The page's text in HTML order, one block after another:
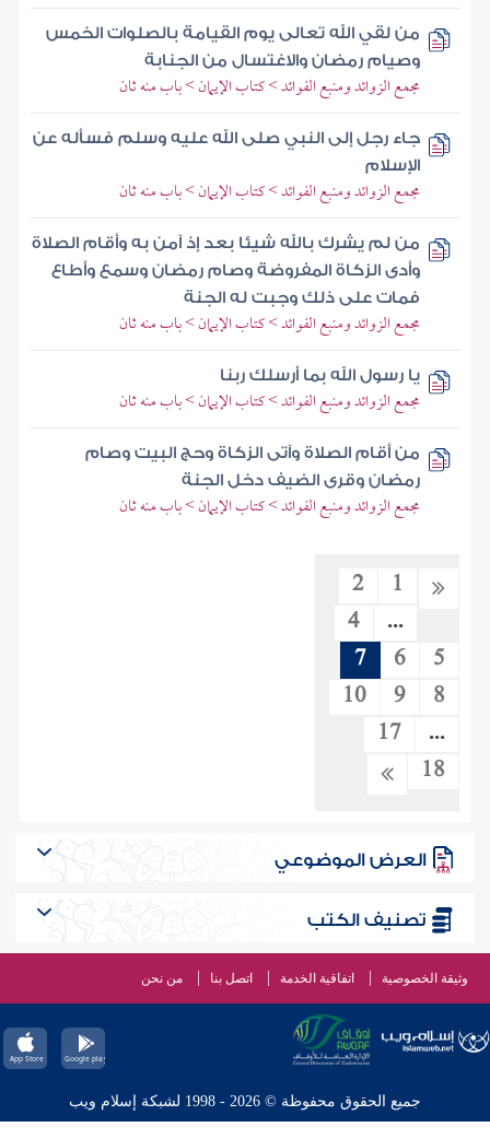
من لقي الله تعالى يوم القيامة بالصلوات الخمس
وصيام رمضان والاغتسال من الجنابة
مجمع الزوائد ومنبع الفوائد > كتاب الإيمان > باب منه ثان
جاء رجل إلى النبي صلى الله عليه وسلم فسأله عن
الإسلام
مجمع الزوائد ومنبع الفوائد > كتاب الإيمان > باب منه ثان
من لم يشرك بالله شيئا بعد إذ آمن به وأقام الصلاة
وأدى الزكاة المفروضة وصام رمضان وسمع وأطاع
فمات على ذلك وجبت له الجنة
مجمع الزوائد ومنبع الفوائد > كتاب الإيمان > باب منه ثان
يا رسول الله بما أرسلك ربنا
مجمع الزوائد ومنبع الفوائد > كتاب الإيمان > باب منه ثان
من أقام الصلاة وآتى الزكاة وحج البيت وصام
رمضان وقرى الضيف دخل الجنة
مجمع الزوائد ومنبع الفوائد > كتاب الإيمان > باب منه ثان
1
2
...
4
5
6
7
8
9
10
...
17
18
العرض الموضوعي
تصنيف الكتب
وثيقة الخصوصية اتفاقية الخدمة اتصل بنا من نحن
جميع الحقوق محفوظة © 2026 - 1998 لشبكة إسلام ويب